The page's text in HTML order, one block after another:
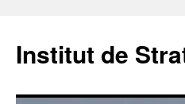
Institut de